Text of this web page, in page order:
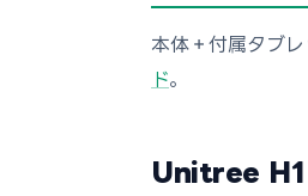
本体＋付属タブ
ド。
Unitree H1